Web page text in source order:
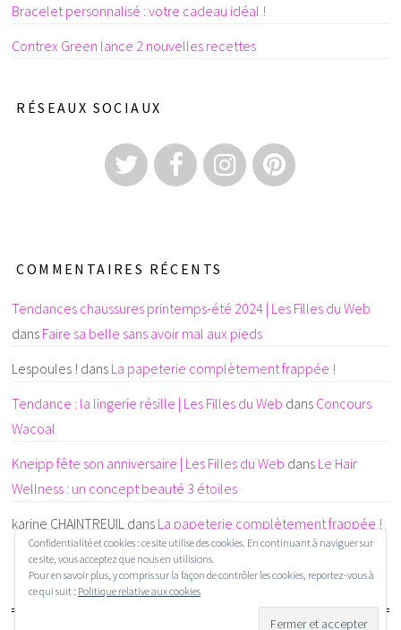
Bracelet personnalisé : votre cadeau idéal !
Contrex Green lance 2 nouvelles recettes
RÉSEAUX SOCIAUX
COMMENTAIRES RÉCENTS
Tendances chaussures printemps-été 2024 | Les Filles du Web
dans Faire sa belle sans avoir mal aux pieds
Lespoules ! dans La papeterie complètement frappée !
Tendance : la lingerie résille | Les Filles du Web dans Concours
Wacoal
Kneipp fête son anniversaire | Les Filles du Web dans Le Hair
Wellness : un concept beauté 3 étoiles
karine CHAINTREUIL dans La papeterie complètement frappée !
Confidentialité et cookies : ce site utilise des cookies. En continuant à naviguer sur
ce site, vous acceptez que nous en utilisions.
Pour en savoir plus, y compris sur la façon de contrôler les cookies, reportez-vous à
ce qui suit : Politique relative aux cookies